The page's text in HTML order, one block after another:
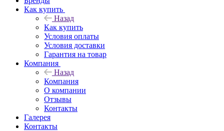
Как купить
Назад
Как купить
Условия оплаты
Условия доставки
Гарантия на товар
Компания
Назад
Компания
О компании
Отзывы
Контакты
Галерея
Контакты